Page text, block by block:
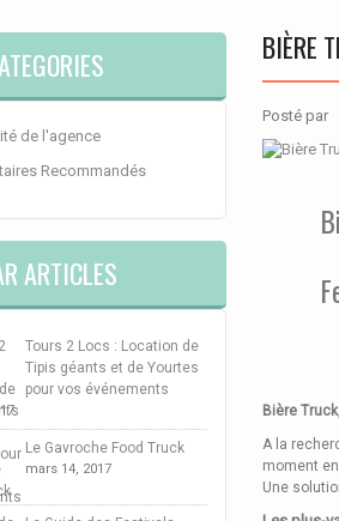
de l'agence
Recommandés
ARTICLES
Tours 2 Locs : Location de
Tipis géants et de Yourtes
pour vos événements
Le Gavroche Food Truck
mars 14, 2017
BIÈRE
Posté par
Bière
A la
moment
Une